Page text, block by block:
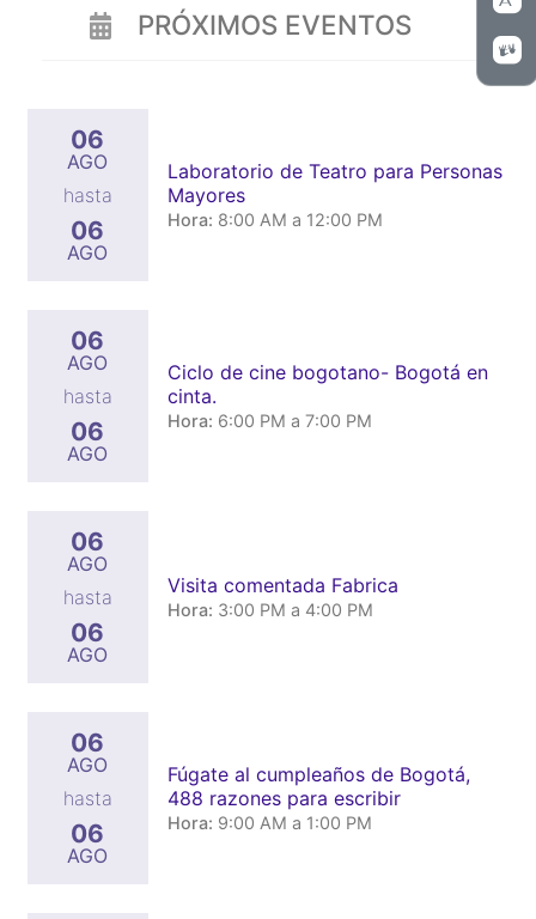
PRÓXIMOS EVENTOS
06
AGO
hasta
06
AGO
Laboratorio de Teatro para Personas
Mayores
Hora: 8:00 AM a 12:00 PM
06
AGO
hasta
06
AGO
Ciclo de cine bogotano- Bogotá en
cinta.
Hora: 6:00 PM a 7:00 PM
06
AGO
hasta
06
AGO
Visita comentada Fabrica
Hora: 3:00 PM a 4:00 PM
06
AGO
hasta
06
AGO
Fúgate al cumpleaños de Bogotá,
488 razones para escribir
Hora: 9:00 AM a 1:00 PM